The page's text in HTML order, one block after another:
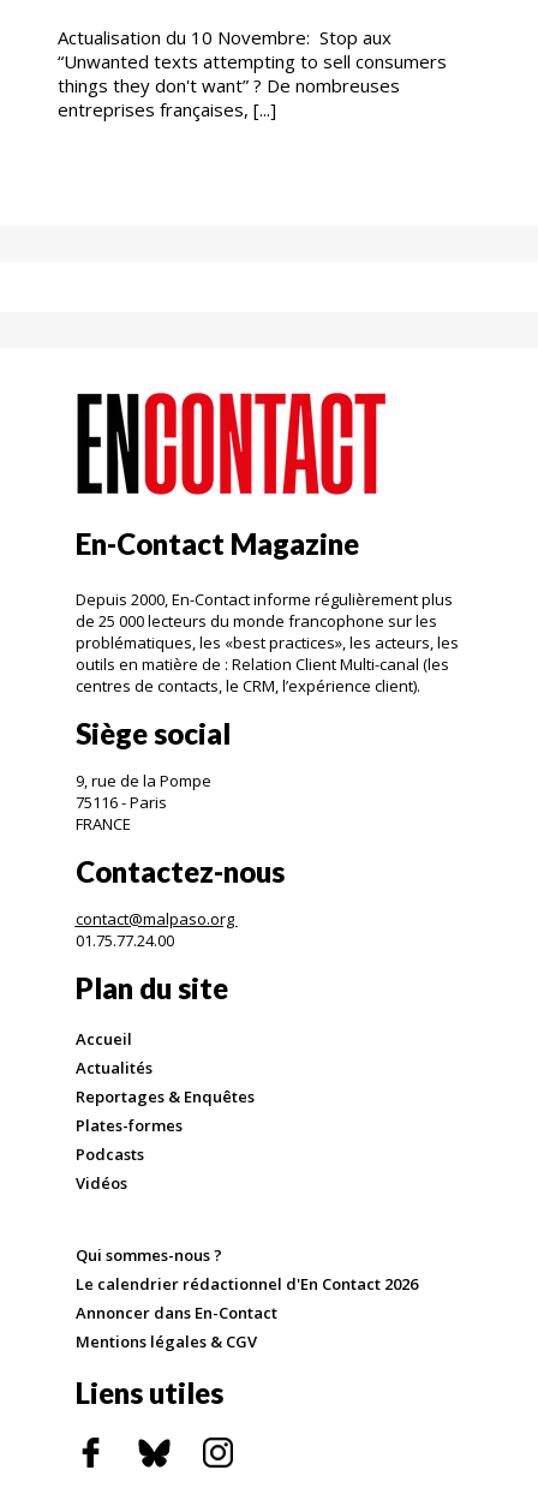
Actualisation du 10 Novembre: Stop aux
“Unwanted texts attempting to sell consumers
things they don't want” ? De nombreuses
entreprises françaises, [...]
En-Contact Magazine
Depuis 2000, En-Contact informe régulièrement plus
de 25 000 lecteurs du monde francophone sur les
problématiques, les «best practices», les acteurs, les
outils en matière de : Relation Client Multi-canal (les
centres de contacts, le CRM, l’expérience client).
Siège social
9, rue de la Pompe
75116 - Paris
FRANCE
Contactez-nous
contact@malpaso.org
01.75.77.24.00
Plan du site
Accueil
Actualités
Reportages & Enquêtes
Plates-formes
Podcasts
Vidéos
Qui sommes-nous ?
Le calendrier rédactionnel d'En Contact 2026
Annoncer dans En-Contact
Mentions légales & CGV
Liens utiles